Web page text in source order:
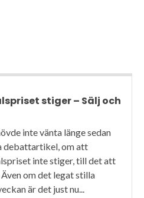
stiger – Sälj och
inte vänta länge sedan
debattartikel, om att
inte stiger, till det att
om det legat stilla
är det just nu...